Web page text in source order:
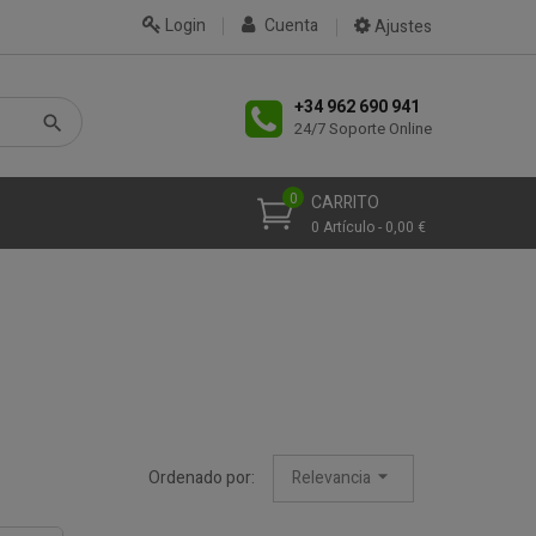
Ajustes
Cuenta
Login
+34 962 690 941
24/7 Soporte Online
CARRITO
0 Artículo - 0,00 €
0
Ordenado por: Relevancia